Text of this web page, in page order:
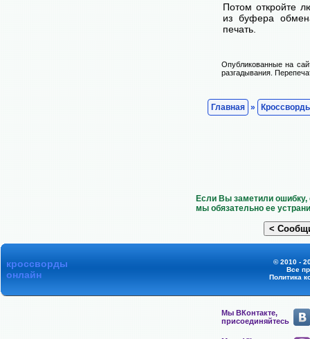
Потом откройте
из буфера
печать.
Опубликованные на
разгадывания.
Главная »
Если Вы заметили
мы обязательно ее
кроссворды
онлайн
© 2010 -
Все
Политика
Мы ВКонтакте,
присоединяйтесь